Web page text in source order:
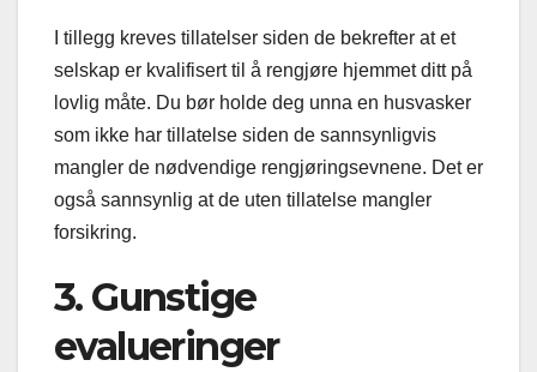
I tillegg kreves tillatelser siden de bekrefter at et
selskap er kvalifisert til å rengjøre hjemmet ditt på
lovlig måte. Du bør holde deg unna en husvasker
som ikke har tillatelse siden de sannsynligvis
mangler de nødvendige rengjøringsevnene. Det er
også sannsynlig at de uten tillatelse mangler
forsikring.
3. Gunstige
evalueringer